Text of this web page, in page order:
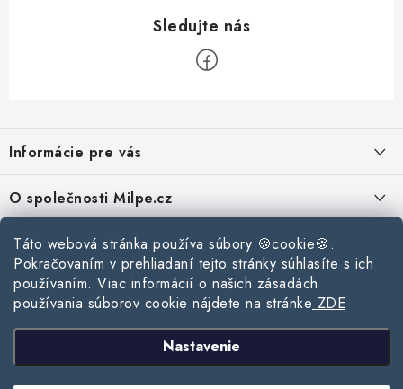
Táto webová stránka používa súbory 🍪cookie🍪.
Pokračovaním v prehliadaní tejto stránky súhlasíte s ich
používaním. Viac informácií o našich zásadách
používania súborov cookie nájdete na stránke ZDE
Nastavenie
p
ä
t
Informácie pre vás
Reklamace a vrácení zboží
Zásady používania súborov cookie
Podmínky ochrany osobních údajů
Obchodní podmínky
Mapa webu Milpe.sk
O společnosti Milpe.cz
Často sa nás pýtate
O spoločnosti Milpe
Kontakty
Kontaktné informácie
O spoločnosti Milpe
Stavebný blog
Ako vybrať správnu difúznu fóliu pre strechu?
Žalúzie do spálne: Ako vybrať ideálne tienenie pre pokojný spánok?
Prijímame online platby